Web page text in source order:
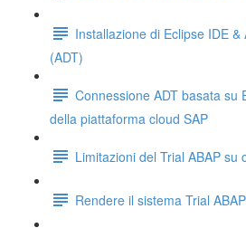
Installazione di Eclipse IDE
(ADT)
Connessione ADT basata su
della piattaforma cloud SAP
Limitazioni del Trial ABAP su
Rendere il sistema Trial